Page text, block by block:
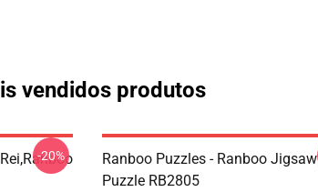
vendidos produtos
-20%
Ranboo Puzzles - Ranboo Jigsaw
Puzzle RB2805